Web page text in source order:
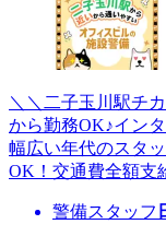
＼＼二子玉川駅チ
から勤務OK♪イン
幅広い年代のスタ
OK！交通費全額支
警備スタッフ